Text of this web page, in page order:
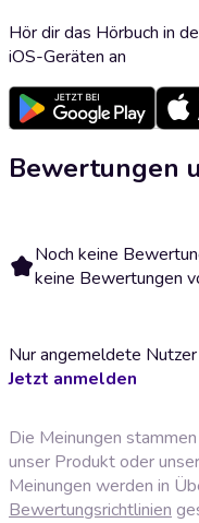
Hör dir das Hörbuch in
iOS-Geräten an
Bewertungen
Noch keine
keine Bewertungen
Nur angemeldete
Jetzt anmelden
Die Meinungen
unser Produkt oder
Meinungen werden in
Bewertungsrichtlinien